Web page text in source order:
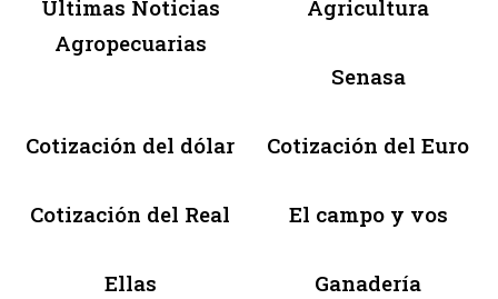
Últimas Noticias
Agropecuarias
Agricultura
Senasa
Cotización del dólar Cotización del Euro
Cotización del Real El campo y vos
Ellas Ganadería